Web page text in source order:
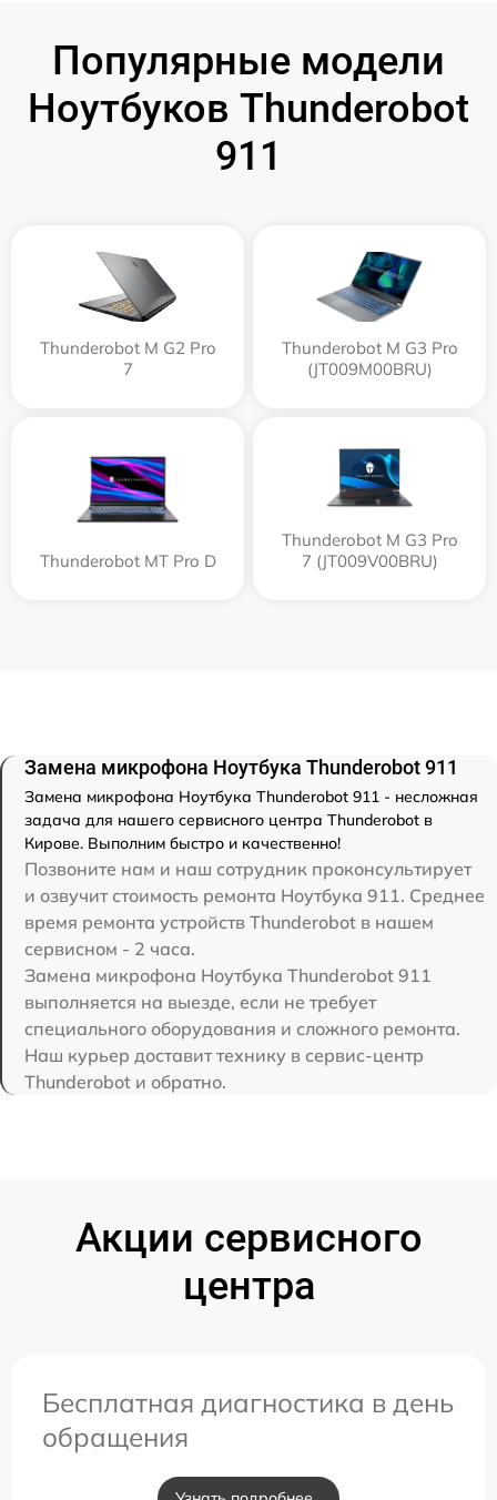
Популярные модели
Ноутбуков Thunderobot
911
Thunderobot M G2 Pro
7
Thunderobot M G3 Pro
(JT009M00BRU)
Thunderobot MT Pro D
Thunderobot M G3 Pro
7 (JT009V00BRU)
Замена микрофона Ноутбука Thunderobot 911
Замена микрофона Ноутбука Thunderobot 911 - несложная
задача для нашего сервисного центра Thunderobot в
Кирове. Выполним быстро и качественно!
Позвоните нам и наш сотрудник проконсультирует
и озвучит стоимость ремонта Ноутбука 911. Среднее
время ремонта устройств Thunderobot в нашем
сервисном - 2 часа.
Замена микрофона Ноутбука Thunderobot 911
выполняется на выезде, если не требует
специального оборудования и сложного ремонта.
Наш курьер доставит технику в сервис-центр
Thunderobot и обратно.
Акции сервисного
центра
Бесплатная диагностика в день
обращения